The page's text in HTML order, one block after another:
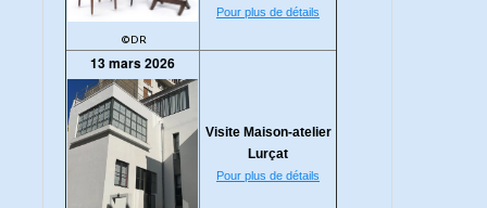
©DR
Pour plus de détails
13 mars 2026
Visite Maison-atelier
Lurçat
Pour plus de détails